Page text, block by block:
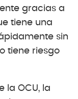
gracias a
tiene una
sin
tiene riesgo
la OCU, la